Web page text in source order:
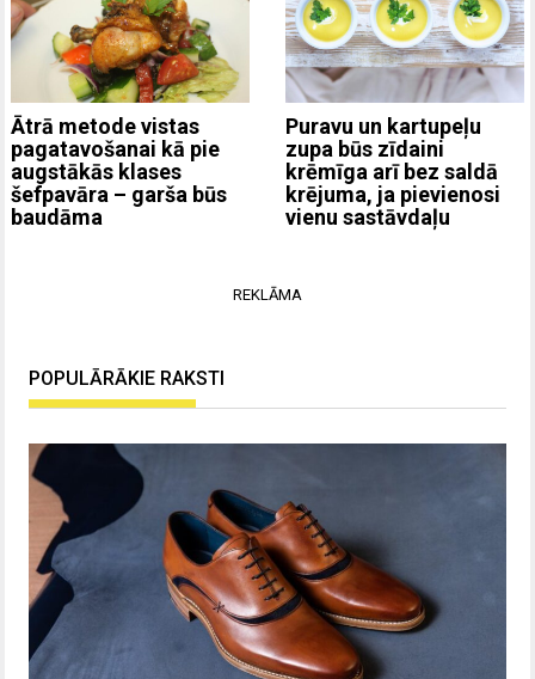
Ātrā metode vistas
pagatavošanai kā pie
augstākās klases
šefpavāra – garša būs
baudāma
Puravu un kartupeļu
zupa būs zīdaini
krēmīga arī bez saldā
krējuma, ja pievienosi
vienu sastāvdaļu
REKLĀMA
POPULĀRĀKIE RAKSTI